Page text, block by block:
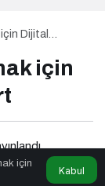
Dijital
için
için
Kabul